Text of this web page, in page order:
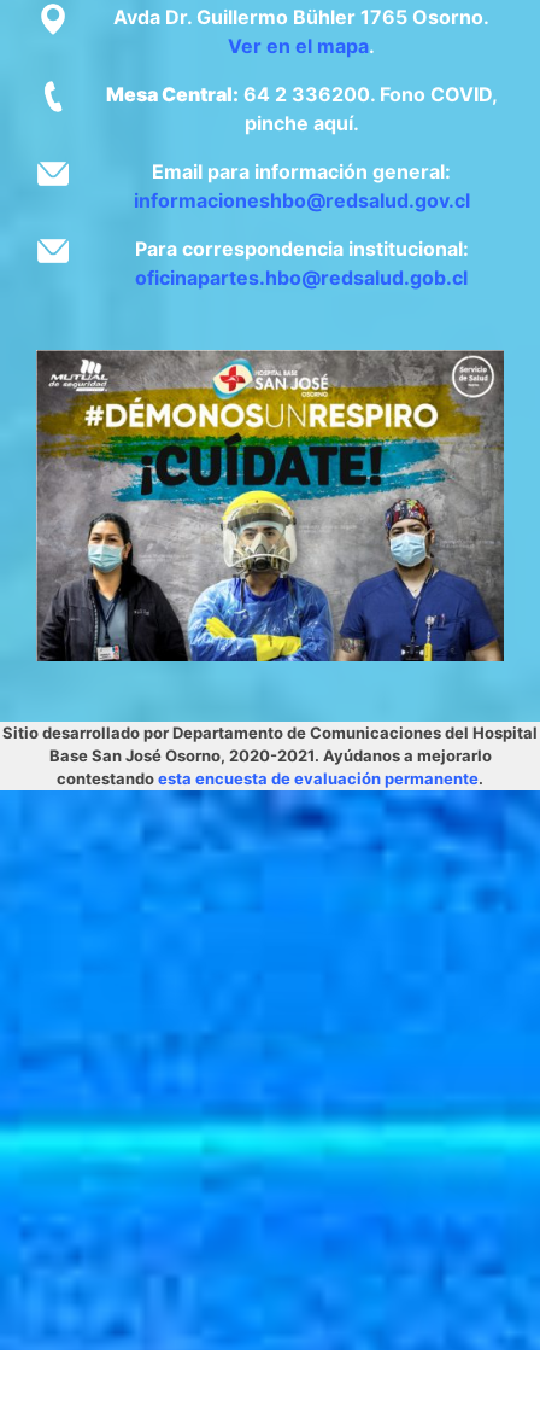
Avda Dr. Guillermo Bühler 1765 Osorno.
Ver en el mapa.
Mesa Central: 64 2 336200. Fono COVID,
pinche aquí.
Email para información general:
informacioneshbo@redsalud.gov.cl
Para correspondencia institucional:
oficinapartes.hbo@redsalud.gob.cl
Sitio desarrollado por Departamento de Comunicaciones del Hospital
Base San José Osorno, 2020-2021. Ayúdanos a mejorarlo
contestandoesta encuesta de evaluación permanente.